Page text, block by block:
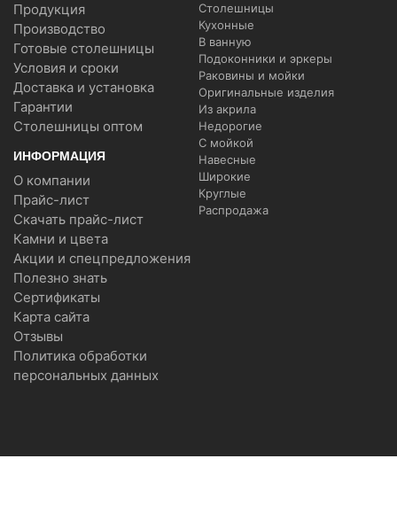
Продукция
Производство
Готовые столешницы
Условия и сроки
Доставка и установка
Гарантии
Столешницы оптом
ИНФОРМАЦИЯ
О компании
Прайс-лист
Скачать прайс-лист
Камни и цвета
Акции и спецпредложения
Полезно знать
Сертификаты
Карта сайта
Отзывы
Политика обработки
персональных данных
Столешницы
Кухонные
В ванную
Подоконники и эркеры
Раковины и мойки
Оригинальные изделия
Из акрила
Недорогие
С мойкой
Навесные
Широкие
Круглые
Распродажа